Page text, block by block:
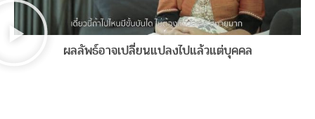
ผลลัพธ์อาจเปลี่ยนแปลงไปแล้วแต่บุคคล